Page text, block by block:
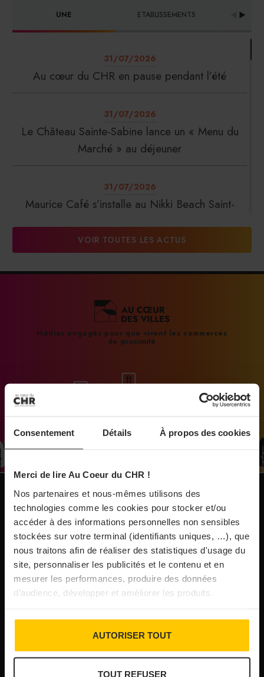
Consentement Détails À propos des cookies
Merci de lire Au Coeur du CHR !
Nos partenaires et nous-mêmes utilisons des
technologies comme les cookies pour stocker et/ou
accéder à des informations personnelles non sensibles
stockées sur votre terminal (identifiants uniques, …), que
nous traitons afin de réaliser des statistiques d'usage du
site, personnaliser les publicités et le contenu et en
mesurer les performances, produire des données
d’audience, développer et améliorer les produits.
AUTORISER TOUT
TOUT REFUSER
UNE ETABLISSEMENTS
31/07/2026
Au cœur du CHR en pause pendant l’été
31/07/2026
Le Château Sainte-Sabine lance un « Menu du
Marché » au déjeuner
31/07/2026
Maurice Café s’installe au Nikki Beach Saint-
DalterFood Group franchit les 200 millions
31/07/2026
La Liste : La Réserve Paris de nouveau meilleur
maison de collectionneur
31/07/2026
Vins fins : la Chine affiche ses ambitions
31/07/2026
Brasserie Dupont : la bière saison, mais pas
que…
Incendies : l’aide d’urgence rehaussée à 8 000 €
pour les indépendants, l’autoroute A63 réouverte
VOIR TOUTES LES ACTUS
Médias engagés pour que vivent les commerces
de proximité
NOS PUBLICATIONS